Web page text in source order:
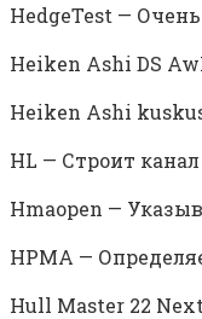
HedgeTest —
Heiken Ashi DS
Heiken Ashi
HL — Строит
Hmaopen —
HPMA —
Hull Master 22